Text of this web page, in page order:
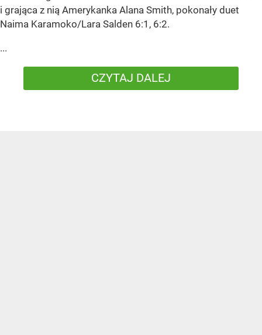
i grająca z nią Amerykanka Alana Smith, pokonały duet
Naima Karamoko/Lara Salden 6:1, 6:2.
...
CZYTAJ DALEJ